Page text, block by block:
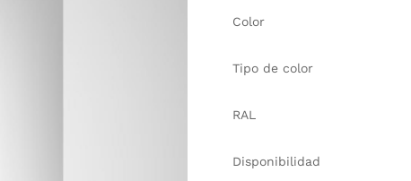
Color
Tipo de color
RAL
Disponibilidad